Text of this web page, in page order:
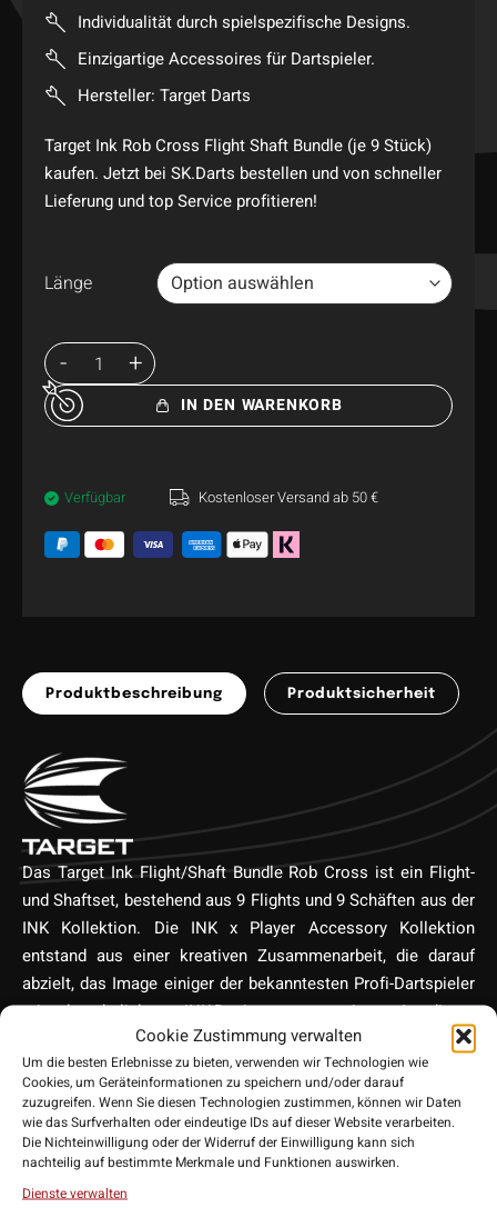
Cookie Zustimmung verwalten
Um die besten Erlebnisse zu bieten, verwenden wir Technologien wie
Cookies, um Geräteinformationen zu speichern und/oder darauf
zuzugreifen. Wenn Sie diesen Technologien zustimmen, können wir Daten
wie das Surfverhalten oder eindeutige IDs auf dieser Website verarbeiten.
Die Nichteinwilligung oder der Widerruf der Einwilligung kann sich
nachteilig auf bestimmte Merkmale und Funktionen auswirken.
Dienste verwalten
Individualität durch spielspezifische Designs.
Einzigartige Accessoires für Dartspieler.
Hersteller: Target Darts
Target Ink Rob Cross Flight Shaft Bundle (je 9 Stück)
kaufen. Jetzt bei SK.Darts bestellen und von schneller
Lieferung und top Service profitieren!
Länge
IN DEN WARENKORB
Verfügbar Kostenloser Versand ab 50 €
Produktbeschreibung Produktsicherheit
Das Target Ink Flight/Shaft Bundle Rob Cross ist ein Flight-
und Shaftset, bestehend aus 9 Flights und 9 Schäften aus der
INK Kollektion. Die INK x Player Accessory Kollektion
entstand aus einer kreativen Zusammenarbeit, die darauf
abzielt, das Image einiger der bekanntesten Profi-Dartspieler
mit den beliebten INK-Designs zu vereinen. In dieser
Kollektion haben die Designer bei Target individuelle Tattoo-
Muster entworfen und von Hand gezeichnet. Mit diesen
besonderen Flights und Schäften, hebst du dich an jedem
Dartboard ab! Die Flights haben die Größe No.6, was Small
Standard ist.